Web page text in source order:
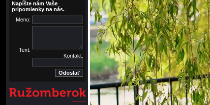
Napíšte nám Vaše
pripomienky na nás.
Meno:
Text:
Kontakt: